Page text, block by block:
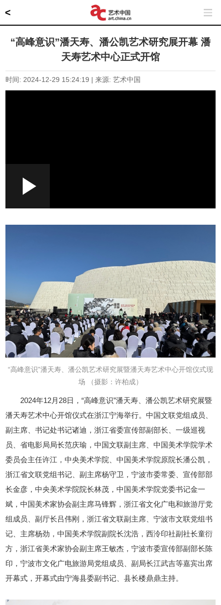
<
“高峰意识”潘天寿、潘公凯艺术研究展开幕 潘
天寿艺术中心正式开馆
时间: 2024-12-29 15:24:19 | 来源: 艺术中国
Play
Picture
“高峰意识”潘天寿、潘公凯艺术研究展暨潘天寿艺术中心开馆仪式现
场
（摄影：许柏成）
2024年12月 28日，“高峰意识”潘天寿、潘公凯艺术研究展暨
潘天寿艺术中心开馆仪式在浙江宁海举行。中国文联党组成员、
副主席、书记处书记诸迪，浙江省委宣传部副部长、一级巡视
员、省电影局局长范庆瑜，中国文联副主席、中国美术学院学术
委员会主任许江，中央美术学院、中国美术学院原院长潘公凯，
浙江省文联党组书记、副主席杨守卫，宁波市委常委、宣传部部
长金彦，中央美术学院院长林茂，中国美术学院党委书记金一
斌，中国美术家协会副主席马锋辉，浙江省文化广电和旅游厅党
组成员、副厅长吕伟刚，浙江省文联副主席、宁波市文联党组书
记、主席杨劲，中国美术学院副院长沈浩，西泠印社副社长童衍
方，浙江省美术家协会副主席王敏杰，宁波市委宣传部副部长陈
印，宁波市文化广电旅游局党组成员、副局长江武吉等嘉宾出席
开幕式，开幕式由宁海县委副书记、县长楼鼎鼎主持。